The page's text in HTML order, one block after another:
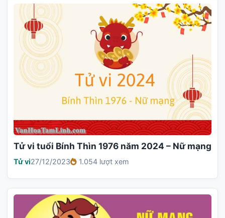
Tử vi tuổi Bính Thìn 1976 năm 2024 – Nữ mạng
Tử vi27/12/2023 1.054 lượt xem